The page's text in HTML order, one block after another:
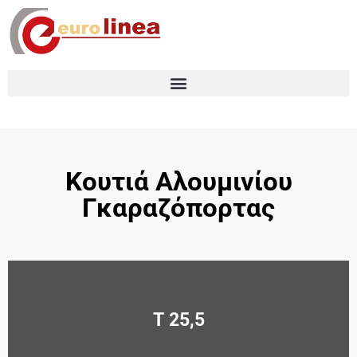
Κουτιά Αλουμινίου
Γκαραζόπορτας
Τ 25,5